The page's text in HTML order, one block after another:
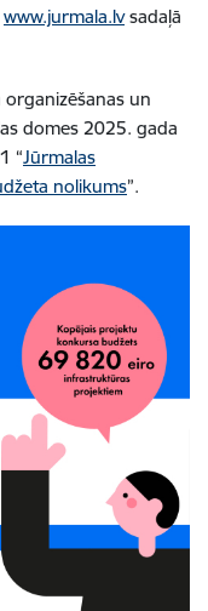
www.jurmala.lvsadaļā
un
domes 2025. gada
“Jūrmalas
nolikums”.